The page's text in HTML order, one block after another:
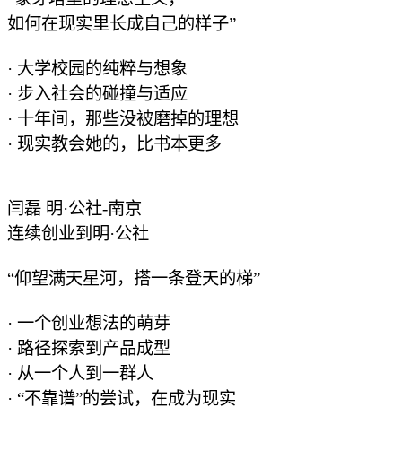
如何在现实里长成自己的样子”
· 大学校园的纯粹与想象
· 步入社会的碰撞与适应
· 十年间，那些没被磨掉的理想
· 现实教会她的，比书本更多
闫磊 明·公社-南京
连续创业到明·公社
“仰望满天星河，搭一条登天的梯”
· 一个创业想法的萌芽
· 路径探索到产品成型
· 从一个人到一群人
· “不靠谱”的尝试，在成为现实